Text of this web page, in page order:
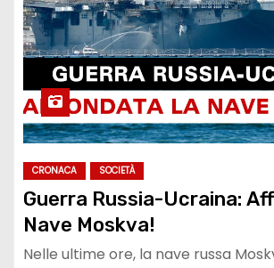
CRONACA SOCIETÀ
Guerra Russia-Ucraina:
Nave Moskva!
Nelle ultime ore, la nave russa